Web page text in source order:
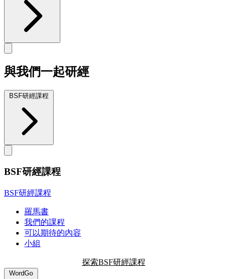
與我們一起研經
BSF研經課程
BSF研經課程
BSF研經課程
羅馬書
我們的課程
可以期待的內容
小組
探索BSF研經課程
WordGo